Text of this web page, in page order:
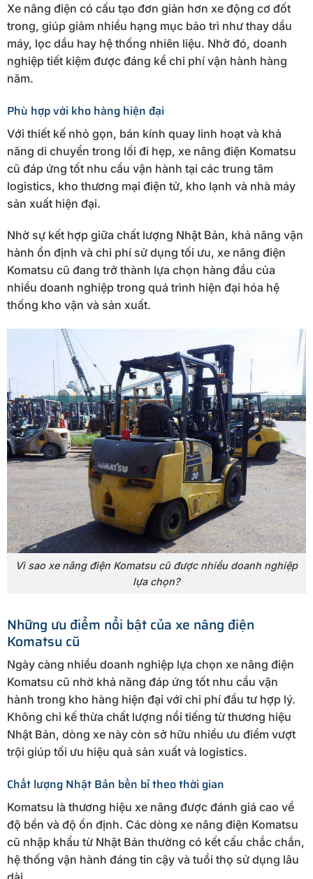
Xe nâng điện có cấu tạo đơn giản hơn xe động cơ đốt
trong, giúp giảm nhiều hạng mục bảo trì như thay dầu
máy, lọc dầu hay hệ thống nhiên liệu. Nhờ đó, doanh
nghiệp tiết kiệm được đáng kể chi phí vận hành hàng
năm.
Phù hợp với kho hàng hiện đại
Với thiết kế nhỏ gọn, bán kính quay linh hoạt và khả
năng di chuyển trong lối đi hẹp, xe nâng điện Komatsu
cũ đáp ứng tốt nhu cầu vận hành tại các trung tâm
logistics, kho thương mại điện tử, kho lạnh và nhà máy
sản xuất hiện đại.
Nhờ sự kết hợp giữa chất lượng Nhật Bản, khả năng vận
hành ổn định và chi phí sử dụng tối ưu, xe nâng điện
Komatsu cũ đang trở thành lựa chọn hàng đầu của
nhiều doanh nghiệp trong quá trình hiện đại hóa hệ
thống kho vận và sản xuất.
Vì sao xe nâng điện Komatsu cũ được nhiều doanh nghiệp
lựa chọn?
Những ưu điểm nổi bật của xe nâng điện
Komatsu cũ
Ngày càng nhiều doanh nghiệp lựa chọn xe nâng điện
Komatsu cũ nhờ khả năng đáp ứng tốt nhu cầu vận
hành trong kho hàng hiện đại với chi phí đầu tư hợp lý.
Không chỉ kế thừa chất lượng nổi tiếng từ thương hiệu
Nhật Bản, dòng xe này còn sở hữu nhiều ưu điểm vượt
trội giúp tối ưu hiệu quả sản xuất và logistics.
Chất lượng Nhật Bản bền bỉ theo thời gian
Komatsu là thương hiệu xe nâng được đánh giá cao về
độ bền và độ ổn định. Các dòng xe nâng điện Komatsu
cũ nhập khẩu từ Nhật Bản thường có kết cấu chắc chắn,
hệ thống vận hành đáng tin cậy và tuổi thọ sử dụng lâu